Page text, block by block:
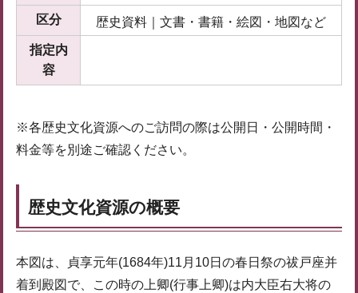
区分 歴史資料｜文書・書籍・絵図・地図など
指定内
容
※各歴史文化資源へのご訪問の際は公開日・公開時間・
料金等を別途ご確認ください。
歴史文化資源の概要
本図は、貞享元年(1684年)11月10日の春日祭の祓戸座并
着到殿図で、この時の上卿(行事上卿)は内大臣右大将の